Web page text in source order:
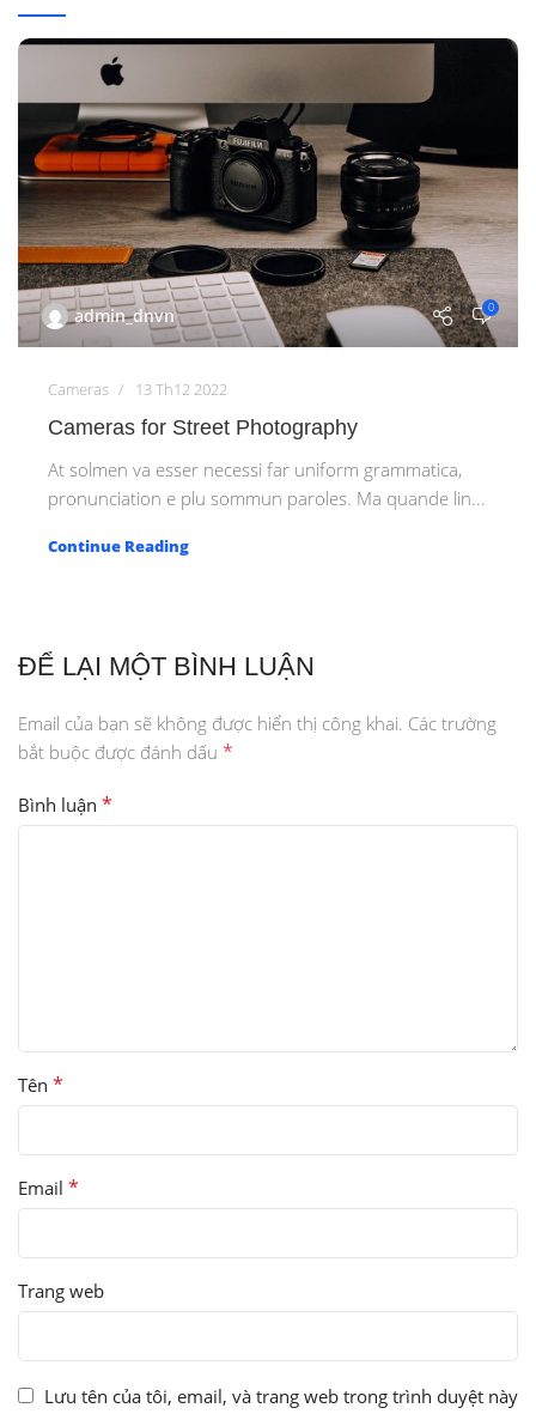
admin_dnvn 0
Cameras 13 Th12 2022
Cameras for Street Photography
At solmen va esser necessi far uniform grammatica,
pronunciation e plu sommun paroles. Ma quande lin...
Continue Reading
ĐỂ LẠI MỘT BÌNH LUẬN
Email của bạn sẽ không được hiển thị công khai. Các trường
bắt buộc được đánh dấu *
Bình luận *
Tên *
Email *
Trang web
Lưu tên của tôi, email, và trang web trong trình duyệt này